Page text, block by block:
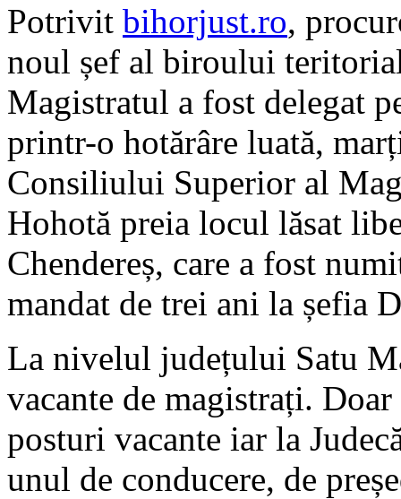
Potrivit bihorjust.ro,
noul șef al biroului
Magistratul a fost delegat
printr-o hotărâre luată,
Consiliului Superior al
Hohotă preia locul lăsat
Chendereș, care a fost
mandat de trei ani la șefia
La nivelul județului Satu
vacante de magistrați.
posturi vacante iar la
unul de conducere, de